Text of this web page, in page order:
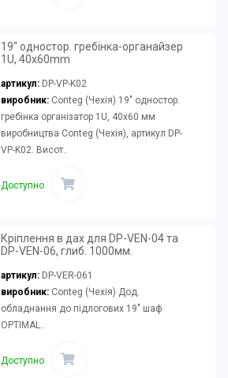
19" одностор. гребінка-органайзер
1U, 40x60mm
артикул: DP-VP-K02
виробник:Conteg (Чехія) 19" одностор.
гребінка організатор 1U, 40x60 мм
виробництва Conteg (Чехія), артикул DP-
VP-K02. Висот..
Доступно
Кріплення в дах для DP-VEN-04 та
DP-VEN-06, глиб. 1000мм.
артикул: DP-VER-061
виробник:Conteg (Чехія) Дод.
обладнання до підлогових 19" шаф
OPTIMAL..
Доступно